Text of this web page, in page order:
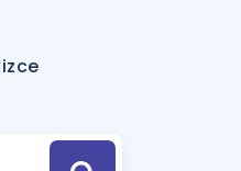
Hesaplama Aracı
için Öneriler
Tek Takvimde